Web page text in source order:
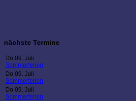
nächste Termine
Do 09. Juli
Sommerferien
Do 09. Juli
Sommerferien
Do 09. Juli
Sommerferien